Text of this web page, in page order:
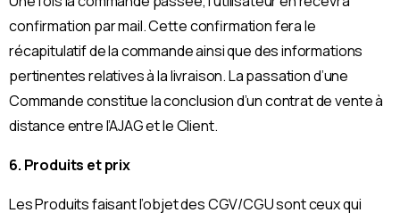
confirmation par mail. Cette confirmation fera le
récapitulatif de la commande ainsi que des informations
pertinentes relatives à la livraison. La passation d’une
Commande constitue la conclusion d’un contrat de vente à
distance entre l’AJAG et le Client.
6. Produits et prix
Les Produits faisant l’objet des CGV/CGU sont ceux qui